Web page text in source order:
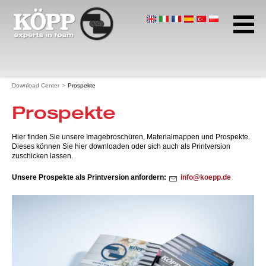
Unternehmen
Anwendungen
Download Center
Datenblätter
Profilübersichten
Konstruktions­richtlinien
Filtertechnik
Prospekte
AGB
Download Center Prospekte
Prospekte
Hier finden Sie unsere Imagebroschüren, Materialmappen und Prospekte.
Dieses können Sie hier downloaden oder sich auch als Printversion
zuschicken lassen.
Unsere Prospekte als Printversion anfordern: nf k pp d